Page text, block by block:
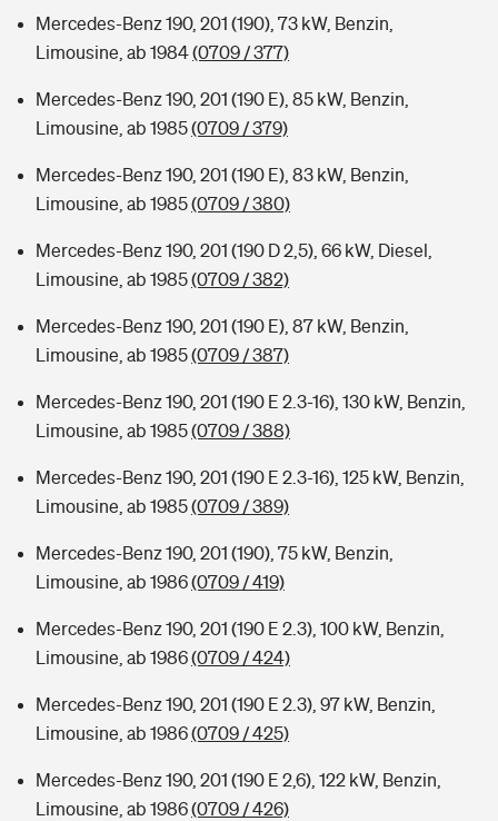
Mercedes-Benz 190, 201 (190), 73 kW, Benzin,
Limousine, ab 1984(0709 / 377)
Mercedes-Benz 190, 201 (190 E), 85 kW, Benzin,
Limousine, ab 1985(0709 / 379)
Mercedes-Benz 190, 201 (190 E), 83 kW, Benzin,
Limousine, ab 1985(0709 / 380)
Mercedes-Benz 190, 201 (190 D 2,5), 66 kW, Diesel,
Limousine, ab 1985(0709 / 382)
Mercedes-Benz 190, 201 (190 E), 87 kW, Benzin,
Limousine, ab 1985(0709 / 387)
Mercedes-Benz 190, 201 (190 E 2.3-16), 130 kW, Benzin,
Limousine, ab 1985(0709 / 388)
Mercedes-Benz 190, 201 (190 E 2.3-16), 125 kW, Benzin,
Limousine, ab 1985(0709 / 389)
Mercedes-Benz 190, 201 (190), 75 kW, Benzin,
Limousine, ab 1986(0709 / 419)
Mercedes-Benz 190, 201 (190 E 2.3), 100 kW, Benzin,
Limousine, ab 1986(0709 / 424)
Mercedes-Benz 190, 201 (190 E 2.3), 97 kW, Benzin,
Limousine, ab 1986(0709 / 425)
Mercedes-Benz 190, 201 (190 E 2,6), 122 kW, Benzin,
Limousine, ab 1986(0709 / 426)